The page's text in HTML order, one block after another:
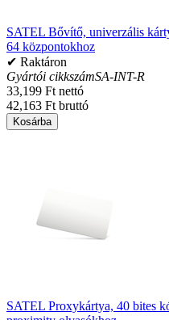
SATEL Bővítő, univerzális
64 központokhoz
✔ Raktáron
Gyártói cikkszámSA-INT-R
33,199 Ft nettó
42,163 Ft bruttó
Kosárba
SATEL Proxykártya, 40 bites